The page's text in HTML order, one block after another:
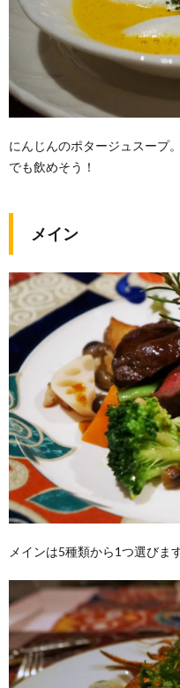
にんじんのポタージュスープ
でも飲めそう！
メイン
メインは5種類から1つ選びま